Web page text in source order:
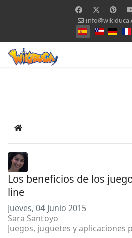
Seleccione su
Home
Los beneficios de los
line
Jueves, 04 Junio 2015
Sara Santoyo
Juegos, juguetes y aplicaciones